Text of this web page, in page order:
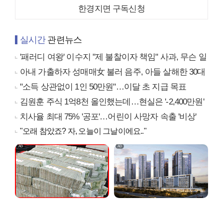
한경지면 구독신청
실시간관련뉴스
'패러디 여왕' 이수지 "제 불찰이자 책임" 사과, 무슨 일
아내 가출하자 성매매女 불러 음주, 아들 살해한 30대
"소득 상관없이 1인 50만원"…이달 초 지급 목표
김원훈 주식 1억8천 올인했는데…현실은 '-2,400만원'
치사율 최대 75% '공포'…어린이 사망자 속출 '비상'
"오래 참았죠? 자, 오늘이 그날이에요.."